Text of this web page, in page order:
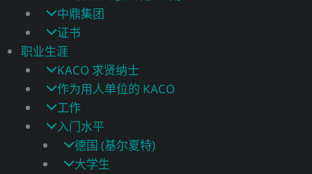
中鼎集团
证书
职业生涯
KACO 求贤纳士
作为用人单位的 KACO
工作
入门水平
德国 (基尔夏特)
大学生